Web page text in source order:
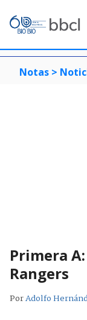
Notas >
Primera
Rangers
PorAdolfo